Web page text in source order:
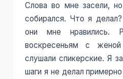
Слова во мне засели,
собирался. Что я
они мне нравились.
воскресеньям с
слушали спикерские. Я
шаги я не делал